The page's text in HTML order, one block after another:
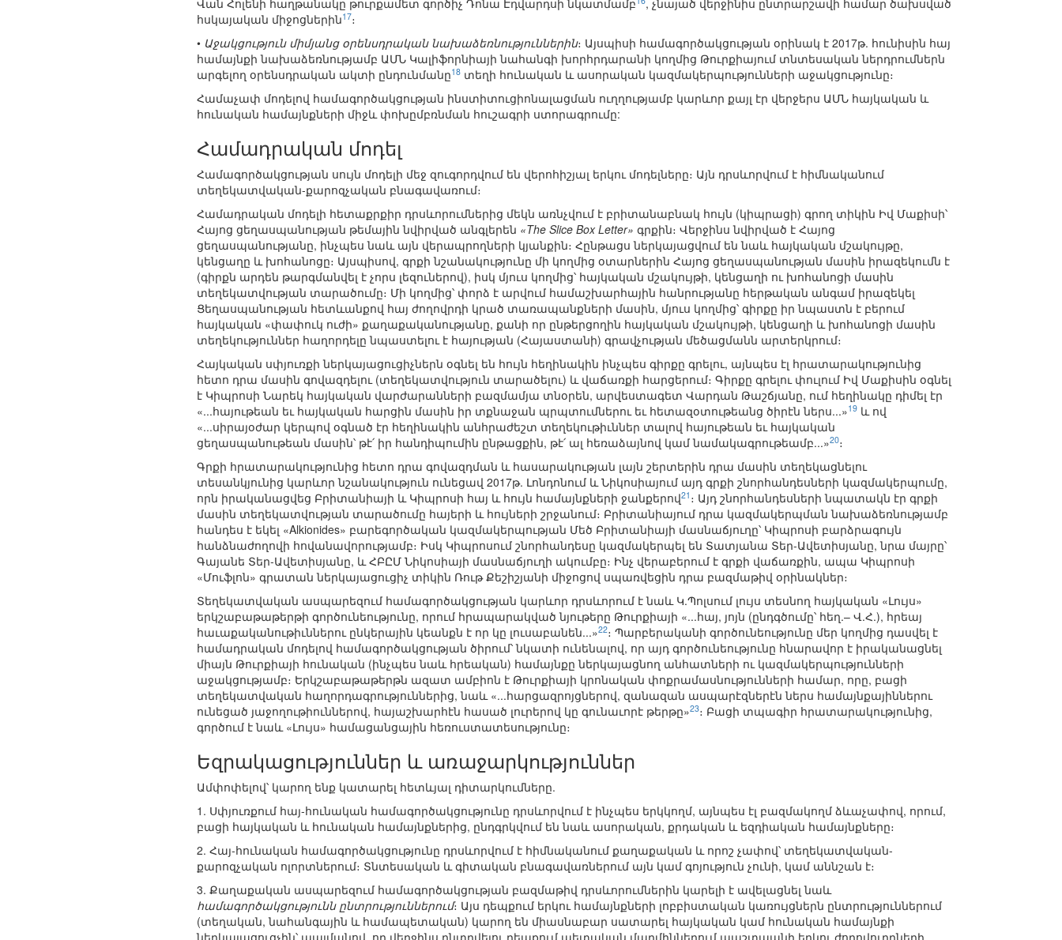
Վան Հոլենի հաղթանակը թուրքամետ գործիչ Դոնա Էդվարդսի նկատմամբ
, չնայած վերջինիս ընտրարշավի համար ծախսված
հսկայական միջոցներին17։
• Աջակցություն միմյանց օրենսդրական նախաձեռնություններին։ Այսպիսի համագործակցության օրինակ է 2017թ. հունիսին հայ
համայնքի նախաձեռնությամբ ԱՄՆ Կալիֆորնիայի նահանգի խորհրդարանի կողմից Թուրքիայում տնտեսական ներդրումներն
արգելող օրենսդրական ակտի ընդունմանը18 տեղի հունական և ասորական կազմակերպությունների աջակցությունը։
Համաչափ մոդելով համագործակցության ինստիտուցիոնալացման ուղղությամբ կարևոր քայլ էր վերջերս ԱՄՆ հայկական և
հունական համայնքների միջև փոխըմբռնման հուշագրի ստորագրումը:
Համադրական մոդել
Համագործակցության սույն մոդելի մեջ զուգորդվում են վերոհիշյալ երկու մոդելները։ Այն դրսևորվում է հիմնականում
տեղեկատվական-քարոզչական բնագավառում։
Համադրական մոդելի հետաքրքիր դրսևորումներից մեկն առնչվում է բրիտանաբնակ հույն (կիպրացի) գրող տիկին Իվ Մաքիսի՝
Հայոց ցեղասպանության թեմային նվիրված անգլերեն «The Slice Box Letter» գրքին։ Վերջինս նվիրված է Հայոց
ցեղասպանությանը, ինչպես նաև այն վերապրողների կյանքին։ Հընթացս ներկայացվում են նաև հայկական մշակույթը,
կենցաղը և խոհանոցը։ Այսպիսով, գրքի նշանակությունը մի կողմից օտարներին Հայոց ցեղասպանության մասին իրազեկումն է
(գիրքն արդեն թարգմանվել է չորս լեզուներով), իսկ մյուս կողմից՝ հայկական մշակույթի, կենցաղի ու խոհանոցի մասին
տեղեկատվության տարածումը։ Մի կողմից՝ փորձ է արվում համաշխարհային հանրությանը հերթական անգամ իրազեկել
Ցեղասպանության հետևանքով հայ ժողովրդի կրած տառապանքների մասին, մյուս կողմից՝ գիրքը իր նպաստն է բերում
հայկական «փափուկ ուժի» քաղաքականությանը, քանի որ ընթերցողին հայկական մշակույթի, կենցաղի և խոհանոցի մասին
տեղեկություններ հաղորդելը նպաստելու է հայության (Հայաստանի) գրավչության մեծացմանն արտերկրում։
Հայկական սփյուռքի ներկայացուցիչներն օգնել են հույն հեղինակին ինչպես գիրքը գրելու, այնպես էլ հրատարակությունից
հետո դրա մասին գովազդելու (տեղեկատվություն տարածելու) և վաճառքի հարցերում։ Գիրքը գրելու փուլում Իվ Մաքիսին օգնել
է Կիպրոսի Նարեկ հայկական վարժարանների բազմամյա տնօրեն, արվեստագետ Վարդան Թաշճյանը, ում հեղինակը դիմել էր
«...հայութեան եւ հայկական հարցին մասին իր տքնաջան պրպտումներու եւ հետազօտութեանց ծիրէն ներս...»19 և ով
«...սիրայօժար կերպով օգնած էր հեղինակին անհրաժեշտ տեղեկութիւններ տալով հայութեան եւ հայկական
ցեղասպանութեան մասին՝ թէ՛ իր հանդիպումին ընթացքին, թէ՛ ալ հեռաձայնով կամ նամակագրութեամբ...»20։
Գրքի հրատարակությունից հետո դրա գովազդման և հասարակության լայն շերտերին դրա մասին տեղեկացնելու
տեսանկյունից կարևոր նշանակություն ունեցավ 2017թ. Լոնդոնում և Նիկոսիայում այդ գրքի շնորհանդեսների կազմակերպումը,
որն իրականացվեց Բրիտանիայի և Կիպրոսի հայ և հույն համայնքների ջանքերով21 ։ Այդ շնորհանդեսների նպատակն էր գրքի
մասին տեղեկատվության տարածումը հայերի և հույների շրջանում։ Բրիտանիայում դրա կազմակերպման նախաձեռնությամբ
հանդես է եկել «Alkionides» բարեգործական կազմակերպության Մեծ Բրիտանիայի մասնաճյուղը՝ Կիպրոսի բարձրագույն
հանձնաժողովի հովանավորությամբ։ Իսկ Կիպրոսում շնորհանդեսը կազմակերպել են Տատյանա Տեր-Ավետիսյանը, նրա մայրը՝
Գայանե Տեր-Ավետիսյանը, և ՀԲԸՄ Նիկոսիայի մասնաճյուղի ակումբը։ Ինչ վերաբերում է գրքի վաճառքին, ապա Կիպրոսի
«Մուֆլոն» գրատան ներկայացուցիչ տիկին Ռութ Քեշիշյանի միջոցով սպառվեցին դրա բազմաթիվ օրինակներ։
Տեղեկատվական ասպարեզում համագործակցության կարևոր դրսևորում է նաև Կ.Պոլսում լույս տեսնող հայկական «Լույս»
երկշաբաթաթերթի գործունեությունը, որում հրապարակված նյութերը Թուրքիայի «...հայ, յոյն (ընդգծումը՝ հեղ.– Վ.Հ.), հրեայ
հաւաքականութիւններու ընկերային կեանքն է որ կը լուսաբանեն...»22։ Պարբերականի գործունեությունը մեր կողմից դասվել է
համադրական մոդելով համագործակցության ծիրում՝ նկատի ունենալով, որ այդ գործունեությունը հնարավոր է իրականացնել
միայն Թուրքիայի հունական (ինչպես նաև հրեական) համայնքը ներկայացնող անհատների ու կազմակերպությունների
աջակցությամբ։ Երկշաբաթաթերթն ազատ ամբիոն է Թուրքիայի կրոնական փոքրամասնությունների համար, որը, բացի
տեղեկատվական հաղորդագրություններից, նաև «...հարցազրոյցներով, զանազան ասպարէզներէն ներս համայնքայիններու
ունեցած յաջողութիուններով, հայաշխարհէն հասած լուրերով կը գունաւորէ թերթը»23։ Բացի տպագիր հրատարակությունից,
գործում է նաև «Լույս» համացանցային հեռուստատեսությունը։
Եզրակացություններ և առաջարկություններ
Ամփոփելով՝ կարող ենք կատարել հետևյալ դիտարկումները.
1. Սփյուռքում հայ-հունական համագործակցությունը դրսևորվում է ինչպես երկկողմ, այնպես էլ բազմակողմ ձևաչափով, որում,
բացի հայկական և հունական համայնքներից, ընդգրկվում են նաև ասորական, քրդական և եզդիական համայնքները։
2. Հայ-հունական համագործակցությունը դրսևորվում է հիմնականում քաղաքական և որոշ չափով՝ տեղեկատվական-
քարոզչական ոլորտներում։ Տնտեսական և գիտական բնագավառներում այն կամ գոյություն չունի, կամ աննշան է։
3. Քաղաքական ասպարեզում համագործակցության բազմաթիվ դրսևորումներին կարելի է ավելացնել նաև
համագործակցությունն ընտրություններում։ Այս դեպքում երկու համայնքների լոբբիստական կառույցներն ընտրություններում
(տեղական, նահանգային և համապետական) կարող են միասնաբար սատարել հայկական կամ հունական համայնքի